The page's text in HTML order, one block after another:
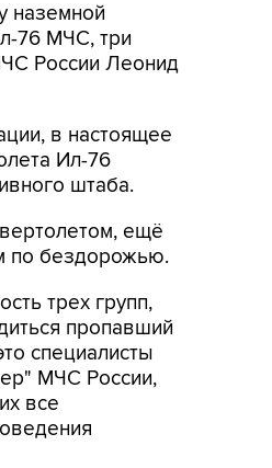
наземной
76 МЧС, три
России Леонид
в настоящее
Ил-76
штаба.
ещё
по бездорожью.
трех групп,
пропавший
специалисты
МЧС России,
все